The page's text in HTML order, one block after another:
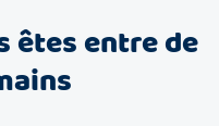
êtes entre de